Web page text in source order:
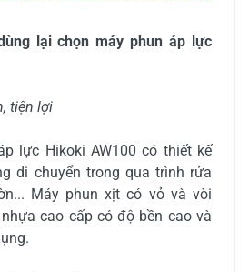
lại chọn máy phun áp lực
tiện lợi
lực Hikoki AW100 có thiết kế
di chuyển trong qua trình rửa
Máy phun xịt có vỏ và vòi
cao cấp có độ bền cao và